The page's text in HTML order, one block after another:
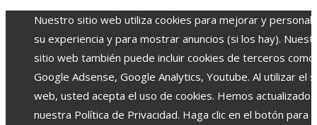
Nuestro sitio web utiliza cookies para mejorar y
su experiencia y para mostrar anuncios (si los hay).
sitio web también puede incluir cookies de terceros como
Google Adsense, Google Analytics, Youtube. Al utilizar el
web, usted acepta el uso de cookies. Hemos actualizado
nuestra Política de Privacidad. Haga clic en el botón para